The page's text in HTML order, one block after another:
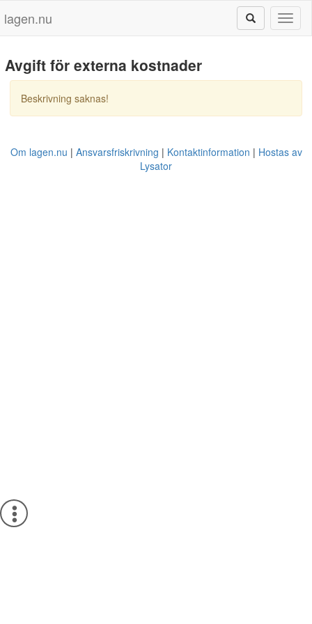
lagen.nu
Avgift för externa kostnader
Beskrivning saknas!
Om lagen.nu Ansvarsfriskrivning Kontaktinformation
Hostas av
Lysator